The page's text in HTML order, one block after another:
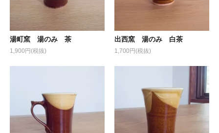
湯町窯 湯のみ 茶
1,900円(税抜)
出西窯 湯のみ 白茶
1,700円(税抜)